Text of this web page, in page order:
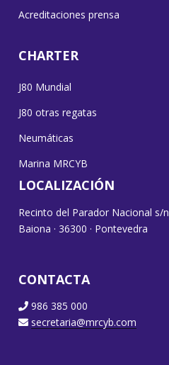
Acreditaciones prensa
CHARTER
J80 Mundial
J80 otras regatas
Neumáticas
Marina MRCYB
LOCALIZACIÓN
Recinto del Parador Nacional s/n
Baiona · 36300 · Pontevedra
CONTACTA
986 385 000
secretaria@mrcyb.com